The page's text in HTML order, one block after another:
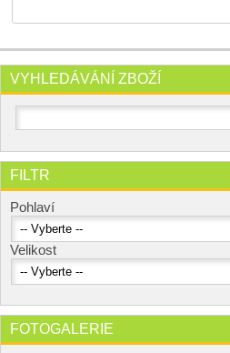
VYHLEDÁVÁNÍ ZBOŽÍ
FILTR
Pohlaví
Velikost
FOTOGALERIE